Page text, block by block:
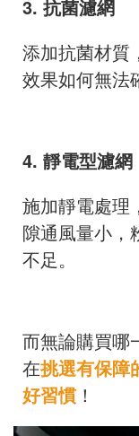
3. 抗菌濾網
添加抗菌材質
效果如何無法
4. 靜電型濾網
施加靜電處理
隙通風量小，
不足。
而無論購買哪
在挑選有保障
好習慣！